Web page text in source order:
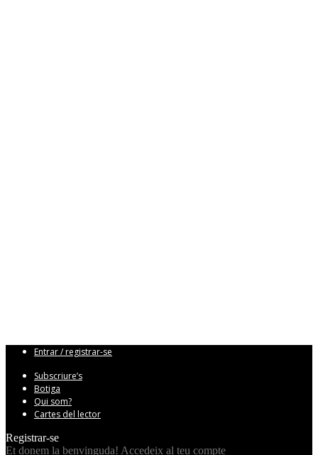
Entrar / registrar-se
Subscriure’s
Botiga
Qui som?
Cartes del lector
Registrar-se
Et donem la benvinguda! Accedeix al teu compte